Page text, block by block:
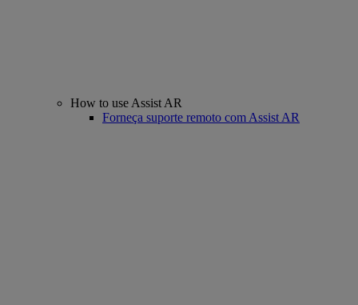
How to use Assist AR
Forneça suporte remoto com Assist AR